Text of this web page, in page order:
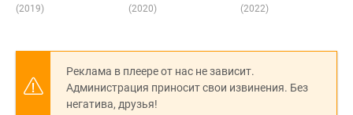
(2019) (2020) (2022)
Реклама в плеере от нас не зависит.
Администрация приносит свои извинения. Без
негатива, друзья!